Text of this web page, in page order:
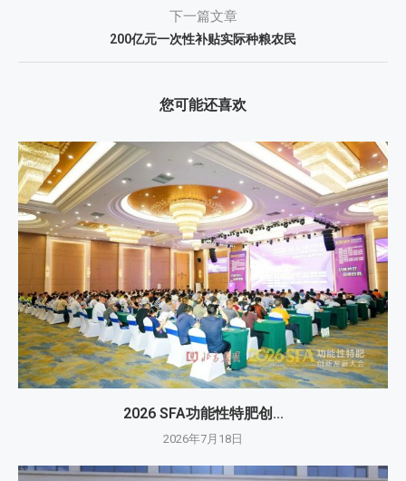
下一篇文章
200亿元一次性补贴实际种粮农民
您可能还喜欢
2026 SFA功能性特肥创...
2026年7月18日